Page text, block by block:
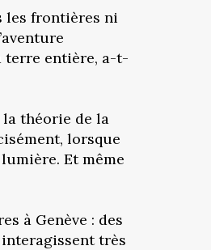
les frontières ni
terre entière, a-t-
la théorie de la
lorsque
Et même
à Genève : des
très